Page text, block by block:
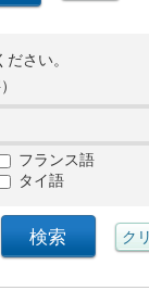
さい。
フランス語
タイ語